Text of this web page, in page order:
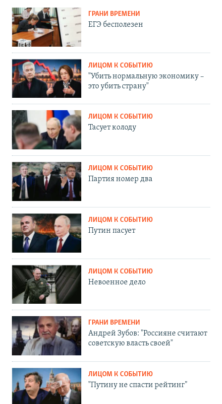
ГРАНИ ВРЕМЕНИ
ЕГЭ бесполезен
ЛИЦОМ К СОБЫТИЮ
"Убить нормальную экономику –
это убить страну"
ЛИЦОМ К СОБЫТИЮ
Тасует колоду
ЛИЦОМ К СОБЫТИЮ
Партия номер два
ЛИЦОМ К СОБЫТИЮ
Путин пасует
ЛИЦОМ К СОБЫТИЮ
Невоенное дело
ГРАНИ ВРЕМЕНИ
Андрей Зубов: "Россияне считают
советскую власть своей"
ЛИЦОМ К СОБЫТИЮ
"Путину не спасти рейтинг"